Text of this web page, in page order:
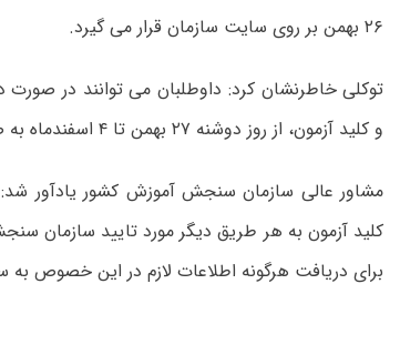
۲۶ بهمن بر روی سایت سازمان قرار می گیرد.
توکلی خاطرنشان کرد: داوطلبان می توانند در
و کلید آزمون، از روز دوشنه ۲۷ بهمن تا ۴ اسفندماه به صورت الکترونیکی سئوالات خود را مطرح کنند.
مشاور عالی سازمان سنجش آموزش کشور یادآور شد:
کلید آزمون به هر طریق دیگر مورد تایید سازمان
برای دریافت هرگونه اطلاعات لازم در این خصوص